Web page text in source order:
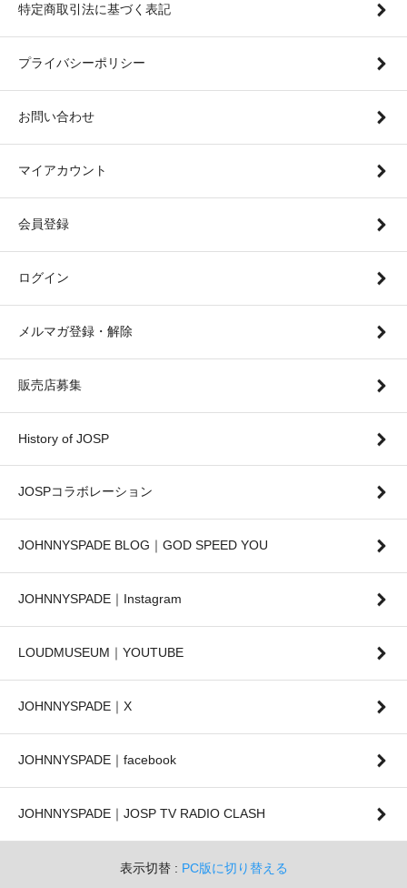
特定商取引法に基づく表記
プライバシーポリシー
お問い合わせ
マイアカウント
会員登録
ログイン
メルマガ登録・解除
販売店募集
History of JOSP
JOSPコラボレーション
JOHNNYSPADE BLOG｜GOD SPEED YOU
JOHNNYSPADE｜Instagram
LOUDMUSEUM｜YOUTUBE
JOHNNYSPADE｜X
JOHNNYSPADE｜facebook
JOHNNYSPADE｜JOSP TV RADIO CLASH
表示切替 : PC版に切り替える